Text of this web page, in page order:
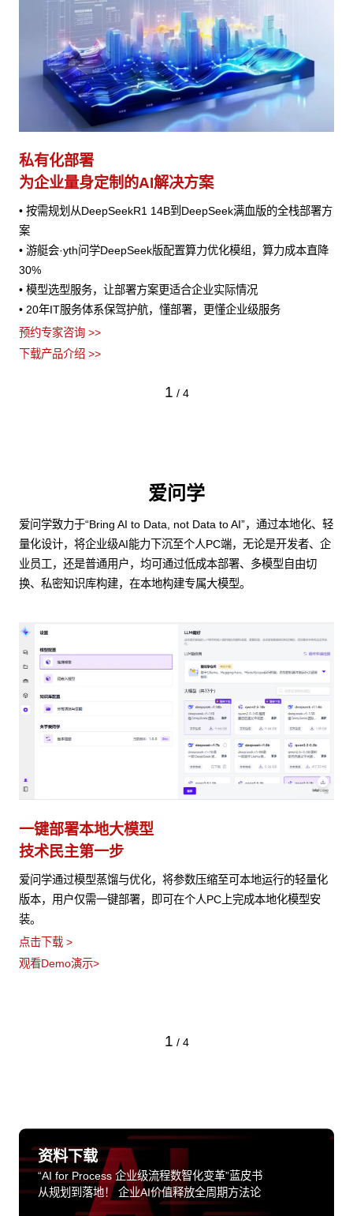
私有化部署
为企业量身定制的AI解决方案
• 按需规划从DeepSeekR1 14B到DeepSeek满血版的全栈部署方
案
• 游艇会·yth问学DeepSeek版配置算力优化模组，算力成本直降
30%
• 模型选型服务，让部署方案更适合企业实际情况
• 20年IT服务体系保驾护航，懂部署，更懂企业级服务
预约专家咨询 >>
下载产品介绍 >>
1 / 4
爱问学
爱问学致力于“Bring AI to Data, not Data to AI”，通过本地化、轻
量化设计，将企业级AI能力下沉至个人PC端，无论是开发者、企
业员工，还是普通用户，均可通过低成本部署、多模型自由切
换、私密知识库构建，在本地构建专属大模型。
一键部署本地大模型
技术民主第一步
爱问学通过模型蒸馏与优化，将参数压缩至可本地运行的轻量化
版本，用户仅需一键部署，即可在个人PC上完成本地化模型安
装。
点击下载 >
观看Demo演示>
1 / 4
资料下载
“AI for Process 企业级流程数智化变革”蓝皮书
从规划到落地！ 企业AI价值释放全周期方法论